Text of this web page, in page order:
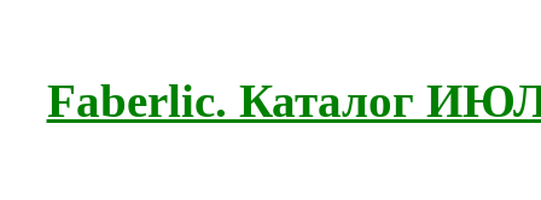
Faberlic. Каталог